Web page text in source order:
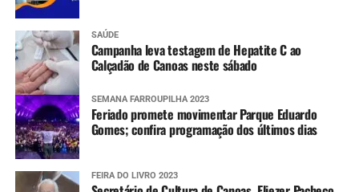
SAÚDE
Campanha leva testagem de Hepatite C ao
Calçadão de Canoas neste sábado
SEMANA FARROUPILHA 2023
Feriado promete movimentar Parque Eduardo
Gomes; confira programação dos últimos dias
FEIRA DO LIVRO 2023